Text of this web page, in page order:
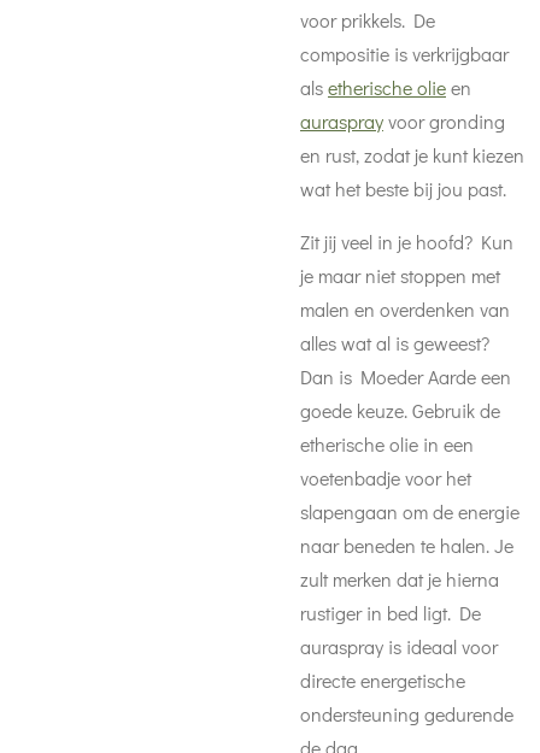
voor prikkels. De
compositie is verkrijgbaar
alsetherische olieen
aurasprayvoor gronding
en rust, zodat je kunt kiezen
wat het beste bij jou past.
Zit jij veel in je hoofd? Kun
je maar niet stoppen met
malen en overdenken van
alles wat al is geweest?
Dan is Moeder Aarde een
goede keuze. Gebruik de
etherische olie in een
voetenbadje voor het
slapengaan om de energie
naar beneden te halen. Je
zult merken dat je hierna
rustiger in bed ligt. De
auraspray is ideaal voor
directe energetische
ondersteuning gedurende
de dag.